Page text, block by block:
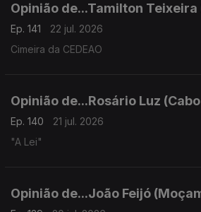
Opinião de...Tamilton Teixeira
Ep. 141
22 jul. 2026
Cimeira da CEDEAO
Opinião de...Rosário Luz
Ep. 140
21 jul. 2026
"A Lei"
Opinião de...João Feijó